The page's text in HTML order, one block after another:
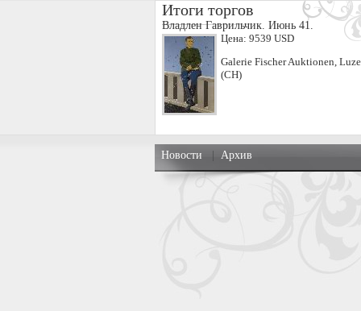
Итоги торгов
Владлен Гаврильчик. Июнь 41.
Цена: 9539 USD
Galerie Fischer Auktionen,
(CH)
Новости Архив